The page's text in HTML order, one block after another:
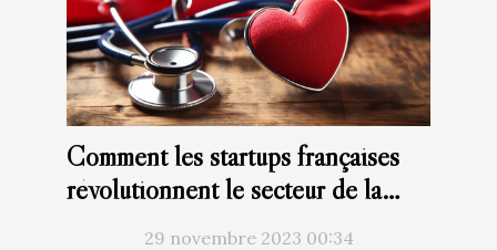
Comment les startups françaises
révolutionnent le secteur de la
santé avec la technologie
29 novembre 2023 00:34